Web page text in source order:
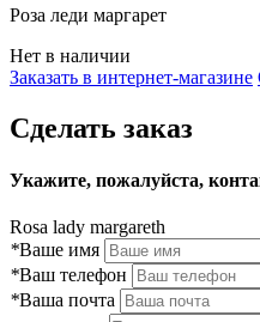
Роза леди маргарет
Нет в наличии
Заказать в интернет-магазине
Сделать заказ
Укажите, пожалуйста,
Rosa lady margareth
*Ваше имя
*Ваш телефон
*Ваша почта